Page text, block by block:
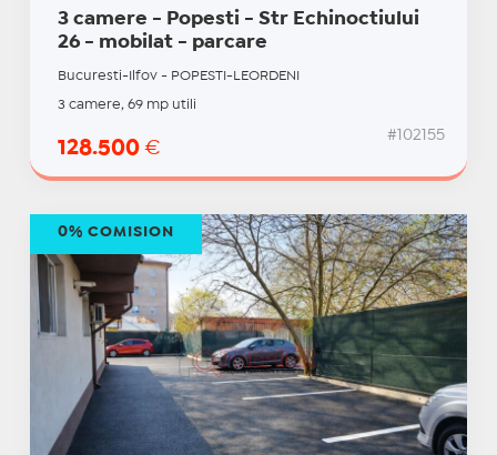
3 camere - Popesti - Str Echinoctiului
26 - mobilat - parcare
Bucuresti-Ilfov - POPESTI-LEORDENI
3 camere, 69 mp utili
128.500 €
#102155
0% COMISION